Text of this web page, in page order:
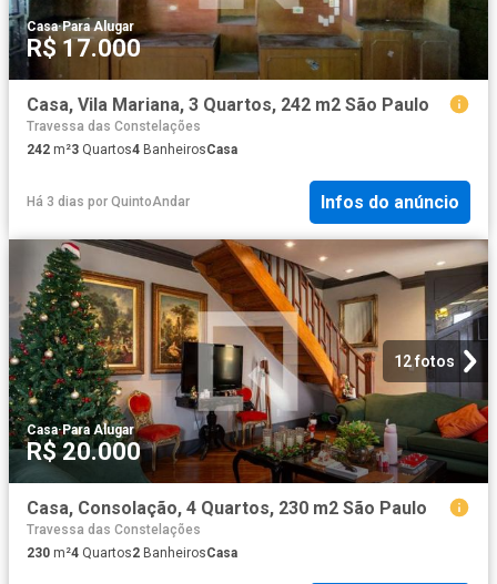
Casa·Para Alugar
R$ 17.000
Casa, Vila Mariana, 3 Quartos, 242 m2 São Paulo
Travessa das Constelações
242 m²3 Quartos4 BanheirosCasa
Há 3 dias por QuintoAndar Infos do anúncio
12 fotos
Casa·Para Alugar
R$ 20.000
Casa, Consolação, 4 Quartos, 230 m2 São Paulo
Travessa das Constelações
230 m²4 Quartos2 BanheirosCasa